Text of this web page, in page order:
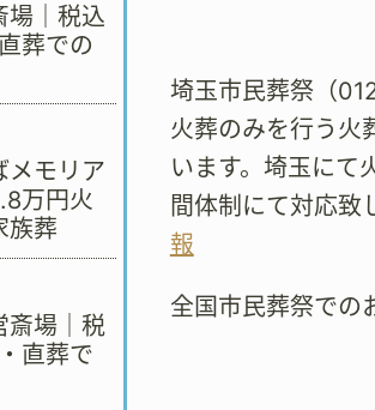
場｜税込
葬での
メモリア
万円火
族葬
斎場｜税
直葬で
埼玉市民葬祭（
火葬のみを行う火
います。埼玉にて
間体制にて対応致
報
全国市民葬祭での